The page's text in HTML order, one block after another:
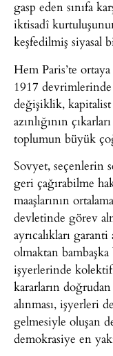
gasp eden sınıfa
iktisadî
keşfedilmiş siyasal
Hem Paris’te
1917 devrimlerinde
değişiklik,
azınlığının
toplumun büyük
Sovyet, seçenlerin
geri çağırabilme
maaşlarının
devletinde görev
ayrıcalıkları
olmaktan
işyerlerinde
kararların
alınması, işyerleri
gelmesiyle oluşan
demokrasiye en